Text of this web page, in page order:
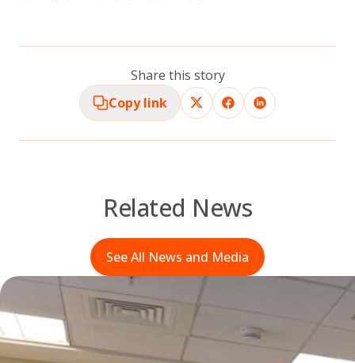
Share this story
Copy link
Related News
See All News and Media